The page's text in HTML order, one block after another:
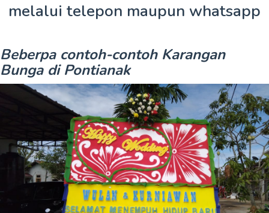
melalui telepon maupun whatsapp
Beberpa contoh-contoh Karangan
Bunga di Pontianak